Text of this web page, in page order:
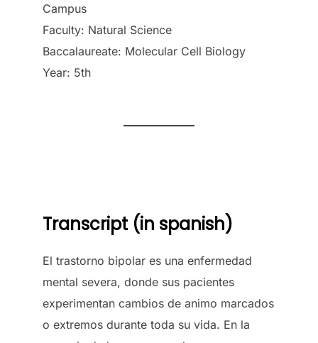
Campus
Faculty: Natural Science
Baccalaureate: Molecular Cell Biology
Year: 5th
Transcript (in spanish)
El trastorno bipolar es una enfermedad
mental severa, donde sus pacientes
experimentan cambios de animo marcados
o extremos durante toda su vida. En la